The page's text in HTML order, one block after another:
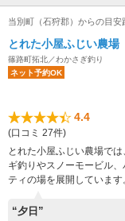
当別町（石狩郡）からの目安
とれた小屋ふじい農場
篠路町拓北／わかさぎ釣り
ネット予約OK
4.4
(口コミ 27件)
とれた小屋ふじい農場で
ギ釣りやスノーモービル
ティの場を展開しています
“夕日”